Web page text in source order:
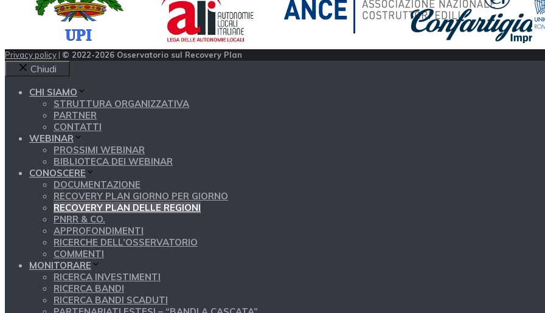
Privacy policy | © 2022-2026 Osservatorio sul Recovery Plan
Chiudi
CHI SIAMO
STRUTTURA ORGANIZZATIVA
PARTNER
CONTATTI
WEBINAR
PROSSIMI WEBINAR
BIBLIOTECA DEI WEBINAR
CONOSCERE
DOCUMENTAZIONE
RECOVERY PLAN GIORNO PER GIORNO
RECOVERY PLAN DELLE REGIONI
PNRR & CO.
APPROFONDIMENTI
RICERCHE DELL’OSSERVATORIO
COMMENTI
MONITORARE
RICERCA INVESTIMENTI
RICERCA BANDI
RICERCA BANDI SCADUTI